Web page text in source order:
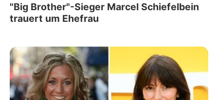
"Big Brother"-Sieger Marcel Schiefelbein
trauert um Ehefrau